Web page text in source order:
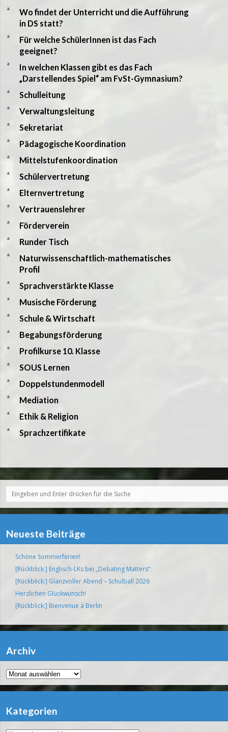
a
Wo findet der Unterricht und die Aufführung
in DS statt?
a
Für welche SchülerInnen ist das Fach
geeignet?
a
In welchen Klassen gibt es das Fach
„Darstellendes Spiel“ am FvSt-Gymnasium?
a Schulleitung
a Verwaltungsleitung
a Sekretariat
a Pädagogische Koordination
a Mittelstufenkoordination
a Schülervertretung
a Elternvertretung
a Vertrauenslehrer
a Förderverein
a Runder Tisch
a
Naturwissenschaftlich-mathematisches
Profil
a Sprachverstärkte Klasse
a Musische Förderung
a Schule & Wirtschaft
a Begabungsförderung
a Profilkurse 10. Klasse
a SOUS Lernen
a Doppelstundenmodell
a Mediation
a Ethik & Religion
a Sprachzertifikate
Neueste Beiträge
Schöne Sommerferien!
[Rückblick:] Englisch-LKs bei „Debating Matters“
[Rückblick:] Glanzvoller Abend – Schulball 2026
Herzlichen Glückwunsch!
[Rückblick:] Bienvenue à Berlin
Archiv
Archiv
Kategorien